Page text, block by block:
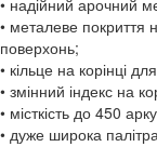
• надійний арочний
• металеве покриття
поверхонь;
• кільце на корінці
• змінний індекс на
• місткість до 450
• дуже широка